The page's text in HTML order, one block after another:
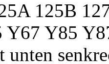
125B
Y67 Y85
unten